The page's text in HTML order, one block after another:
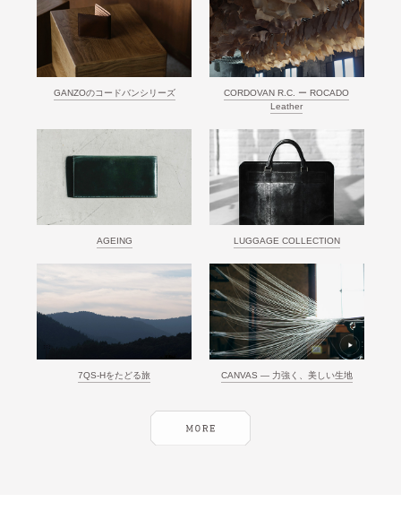
GANZOのコードバンシリーズ
CORDOVAN R.C. ー ROCADO
Leather
AGEING LUGGAGE COLLECTION
7QS-Hをたどる旅 CANVAS ― 力強く、美しい生地